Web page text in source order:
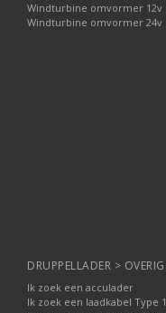
Windturbine omvormer 12v
Windturbine omvormer 24v
DRUPPELLADER > OVERIG
Ik zoek een acculader
Ik zoek een laadkabel Type 1